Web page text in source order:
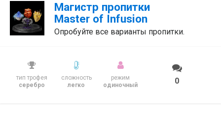
Магистр пропитки
Master of Infusion
Опробуйте все варианты пропитки.
тип трофея
серебро
сложность
легко
режим
одиночный
0